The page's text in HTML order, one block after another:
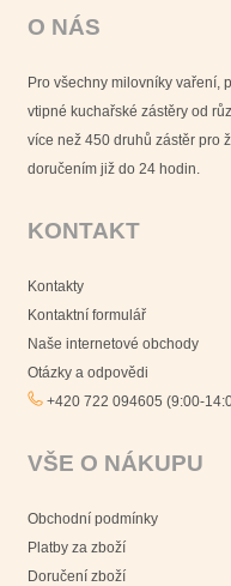
O NÁS
Pro všechny milovníky vaření,
vtipné kuchařské zástěry od
více než 450 druhů zástěr pro
doručením již do 24 hodin.
KONTAKT
Kontakty
Kontaktní formulář
Naše internetové obchody
Otázky a odpovědi
+420 722 094605 (9:00-
VŠE O NÁKUPU
Obchodní podmínky
Platby za zboží
Doručení zboží